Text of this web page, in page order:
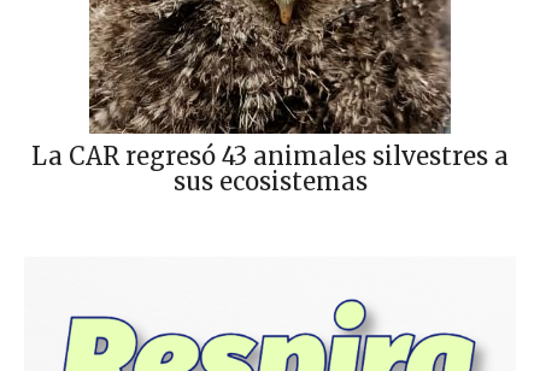
La CAR regresó 43 animales silvestres a
sus ecosistemas